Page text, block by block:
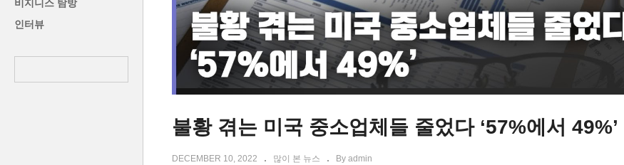
비지니스 탐방
인터뷰
불황 겪는 미국 중소업체들 줄었다 ‘57%에서 49%’
DECEMBER 10, 2022 많이 본 뉴스 By admin